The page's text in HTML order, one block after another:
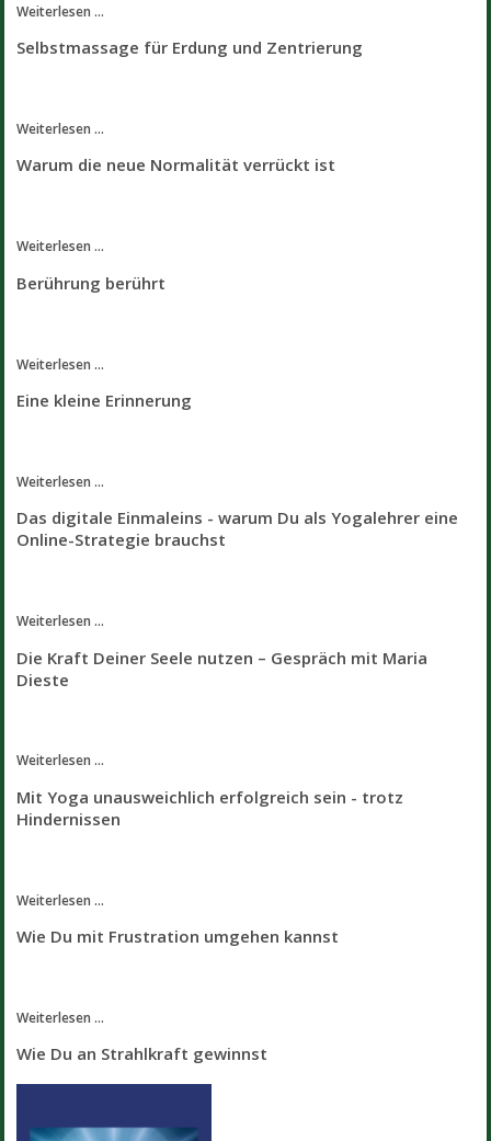
Weiterlesen ...
Selbstmassage für Erdung und Zentrierung
Weiterlesen ...
Warum die neue Normalität verrückt ist
Weiterlesen ...
Berührung berührt
Weiterlesen ...
Eine kleine Erinnerung
Weiterlesen ...
Das digitale Einmaleins - warum Du als Yogalehrer eine
Online-Strategie brauchst
Weiterlesen ...
Die Kraft Deiner Seele nutzen – Gespräch mit Maria
Dieste
Weiterlesen ...
Mit Yoga unausweichlich erfolgreich sein - trotz
Hindernissen
Weiterlesen ...
Wie Du mit Frustration umgehen kannst
Weiterlesen ...
Wie Du an Strahlkraft gewinnst